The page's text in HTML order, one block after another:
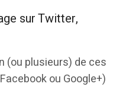
sur Twitter,
(ou plusieurs) de ces
ou Google+)